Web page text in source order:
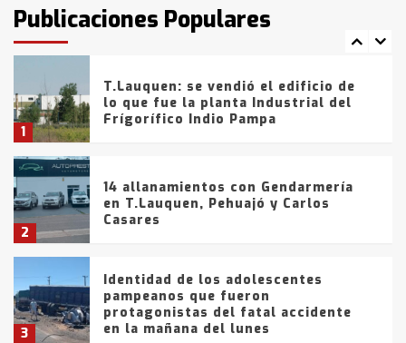
Publicaciones Populares
fueron detenidos por
comercialización de drogas en la
tarde del sábado
1
T.Lauquen: se vendió el edificio de
lo que fue la planta Industrial del
Frígorífico Indio Pampa
2
14 allanamientos con Gendarmería
en T.Lauquen, Pehuajó y Carlos
Casares
3
Identidad de los adolescentes
pampeanos que fueron
protagonistas del fatal accidente
en la mañana del lunes